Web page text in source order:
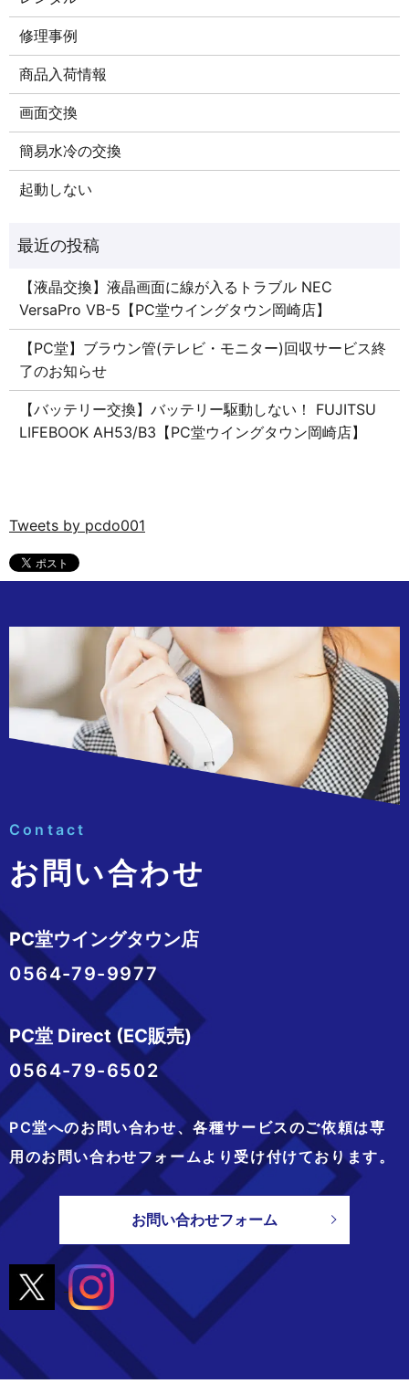
修理事例
商品入荷情報
画面交換
簡易水冷の交換
起動しない
【液晶交換】液晶画面に線が入るトラブル NEC
VersaPro VB-5【PC堂ウイングタウン岡崎店】
【PC堂】ブラウン管(テレビ・モニター)回収サービス終
了のお知らせ
【バッテリー交換】バッテリー駆動しない！ FUJITSU
LIFEBOOK AH53/B3【PC堂ウイングタウン岡崎店】
Tweets by pcdo001
Contact
お問い合わせ
PC堂ウイングタウン店
0564-79-9977
PC堂 Direct (EC販売)
0564-79-6502
PC堂へのお問い合わせ、各種サービスのご依頼は専
用のお問い合わせフォームより 受け付けております。
お問い合わせフォーム